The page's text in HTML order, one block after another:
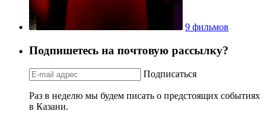
9 фильмов
Подпишетесь на почтовую рассылку?
Подписаться
Раз в неделю мы будем писать о предстоящих событиях
в Казани.